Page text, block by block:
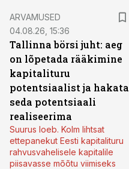
ARVAMUSED
04.08.26, 15:36
Tallinna börsi juht: aeg
on lõpetada rääkimine
kapitalituru
potentsiaalist ja hakata
seda potentsiaali
realiseerima
Suurus loeb. Kolm lihtsat
ettepanekut Eesti kapitalituru
rahvusvahelisele kapitalile
piisavasse mõõtu viimiseks